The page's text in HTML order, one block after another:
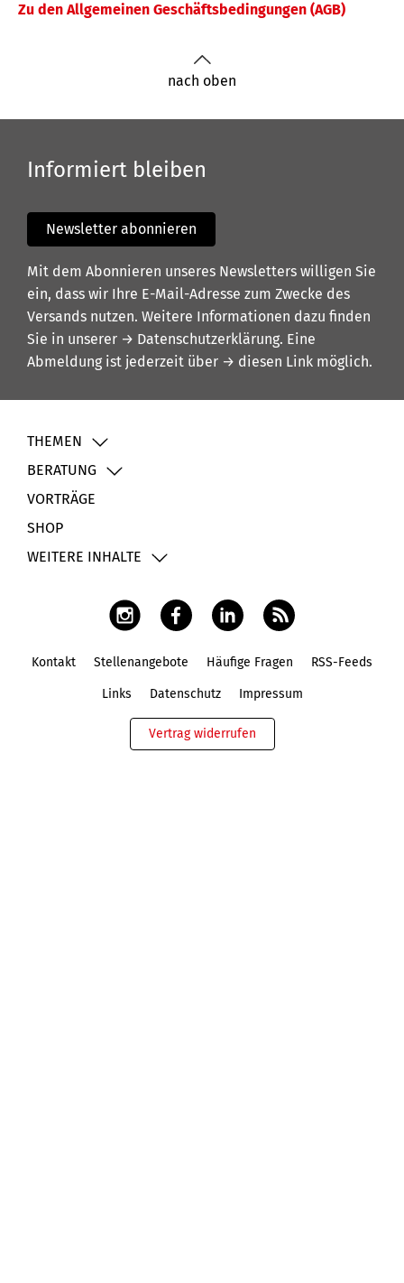
Zu den Allgemeinen Geschäftsbedingungen (AGB)
nach oben
Informiert bleiben
Newsletter abonnieren
Mit dem Abonnieren unseres Newsletters willigen Sie
ein, dass wir Ihre E-Mail-Adresse zum Zwecke des
Versands nutzen. Weitere Informationen dazu finden
Sie in unserer → Datenschutzerklärung. Eine
Abmeldung ist jederzeit über → diesen Link möglich.
THEMEN
BERATUNG
VORTRÄGE
SHOP
WEITERE INHALTE
Kontakt Stellenangebote Häufige Fragen RSS-Feeds
Links Datenschutz Impressum
Vertrag widerrufen